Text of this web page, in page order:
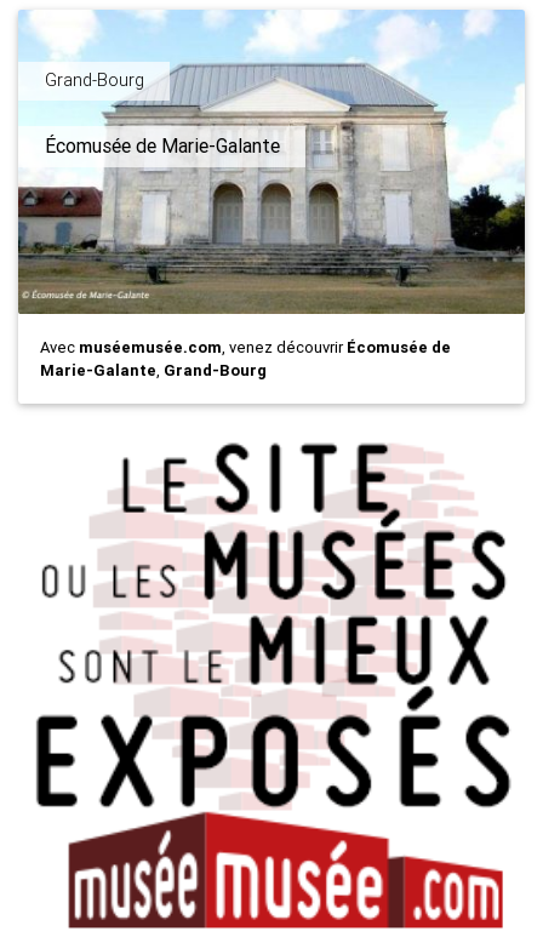
Grand-Bourg
Écomusée de Marie-Galante
Avec muséemusée.com, venez découvrirÉcomusée de
Marie-Galante, Grand-Bourg